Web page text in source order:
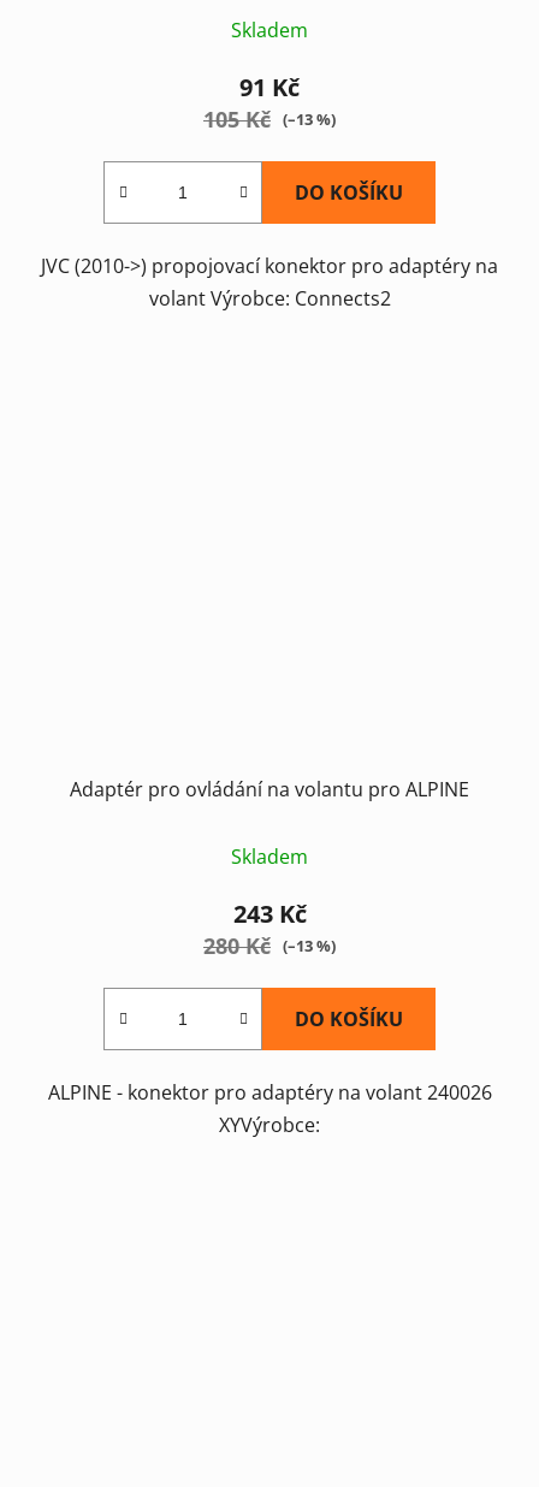
Skladem
91 Kč
105 Kč (–13 %)
DO KOŠÍKU
JVC (2010->) propojovací konektor pro adaptéry na
volant Výrobce: Connects2
Adaptér pro ovládání na volantu pro ALPINE
Skladem
243 Kč
280 Kč (–13 %)
DO KOŠÍKU
ALPINE - konektor pro adaptéry na volant 240026
XYVýrobce: